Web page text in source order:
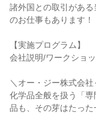
諸外国との取引があ
のお仕事もあります！
【実施プログラム】
会社説明/ワークショ
＼オー・ジー株式会
化学品全般を扱う「
品も、その芽はたっ